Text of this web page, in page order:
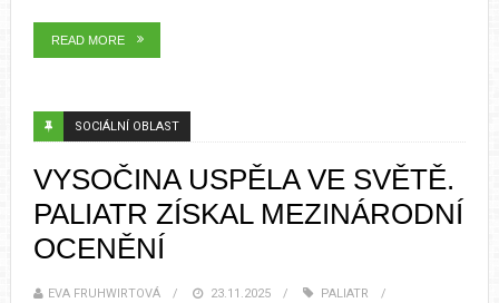
READ MORE
SOCIÁLNÍ OBLAST
VYSOČINA USPĚLA VE SVĚTĚ.
PALIATR ZÍSKAL MEZINÁRODNÍ
OCENĚNÍ
EVA FRUHWIRTOVÁ 23.11.2025
PALIATR